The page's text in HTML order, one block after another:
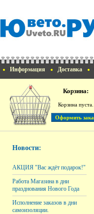
Информация Доставка
Корзина:
Корзина пуста.
Новости:
АКЦИЯ "Вас ждёт подарок!"
Работа Магазина в дни
празднования Нового Года
Исполнение заказов в дни
самоизоляции.